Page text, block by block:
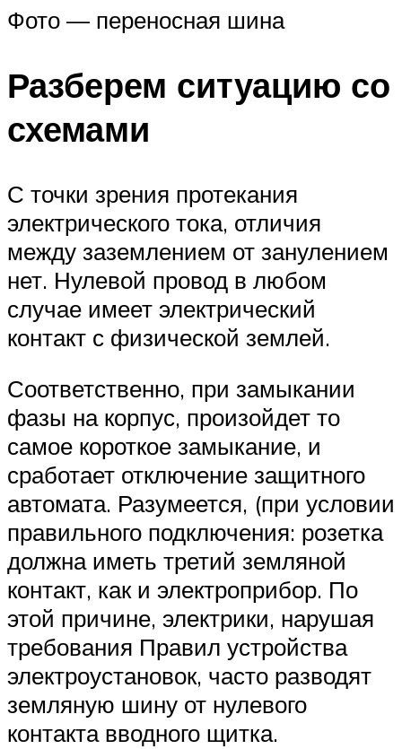
Фото — переносная шина
Разберем ситуацию со
схемами
С точки зрения протекания
электрического тока, отличия
между заземлением от занулением
нет. Нулевой провод в любом
случае имеет электрический
контакт с физической землей.
Соответственно, при замыкании
фазы на корпус, произойдет то
самое короткое замыкание, и
сработает отключение защитного
автомата. Разумеется, (при условии
правильного подключения: розетка
должна иметь третий земляной
контакт, как и электроприбор. По
этой причине, электрики, нарушая
требования Правил устройства
электроустановок, часто разводят
земляную шину от нулевого
контакта вводного щитка.